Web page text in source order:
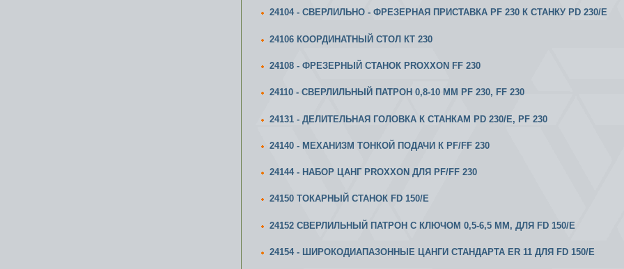
24104 - СВЕРЛИЛЬНО - ФРЕЗЕРНАЯ ПРИСТАВКА PF 230 К СТАНКУ PD 230/E
24106 КООРДИНАТНЫЙ СТОЛ КТ 230
24108 - ФРЕЗЕРНЫЙ СТАНОК PROXXON FF 230
24110 - СВЕРЛИЛЬНЫЙ ПАТРОН 0,8-10 ММ PF 230, FF 230
24131 - ДЕЛИТЕЛЬНАЯ ГОЛОВКА К СТАНКАМ PD 230/E, PF 230
24140 - МЕХАНИЗМ ТОНКОЙ ПОДАЧИ К РF/FF 230
24144 - НАБОР ЦАНГ PROXXON ДЛЯ PF/FF 230
24150 ТОКАРНЫЙ СТАНОК FD 150/E
24152 СВЕРЛИЛЬНЫЙ ПАТРОН С КЛЮЧОМ 0,5-6,5 ММ, ДЛЯ FD 150/E
24154 - ШИРОКОДИАПАЗОННЫЕ ЦАНГИ СТАНДАРТА ER 11 ДЛЯ FD 150/E